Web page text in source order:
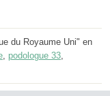
du Royaume Uni" en
podologue 33